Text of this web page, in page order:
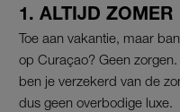
1. ALTIJD ZOMER
Toe aan vakantie, maar
op Curaçao? Geen
ben je verzekerd van de
dus geen overbodige luxe.